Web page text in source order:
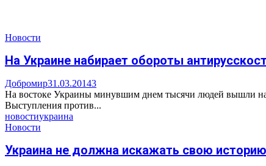
Новости
На Украине набирает обороты
Добромир31.03.20143
На востоке Украины минувшим днем тысячи людей вышли
Выступления против...
новостиукраина
Новости
Украина не должна искажать свою